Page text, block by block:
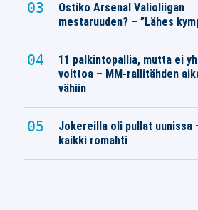
Ostiko Arsenal Valioliigan
mestaruuden? – ”Lähes
11 palkintopallia, mutta ei
voittoa – MM-rallitähden
vähiin
Jokereilla oli pullat uunissa
kaikki romahti